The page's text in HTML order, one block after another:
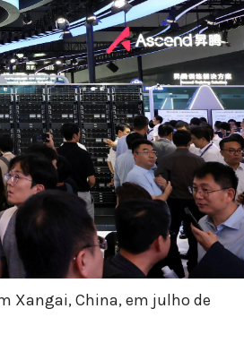
Xangai, China, em julho de